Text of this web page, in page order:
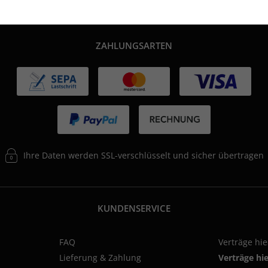
ZAHLUNGSARTEN
Ihre Daten werden SSL-verschlüsselt und sicher übertragen
KUNDENSERVICE
FAQ
Lieferung & Zahlung
Verträge
Verträge